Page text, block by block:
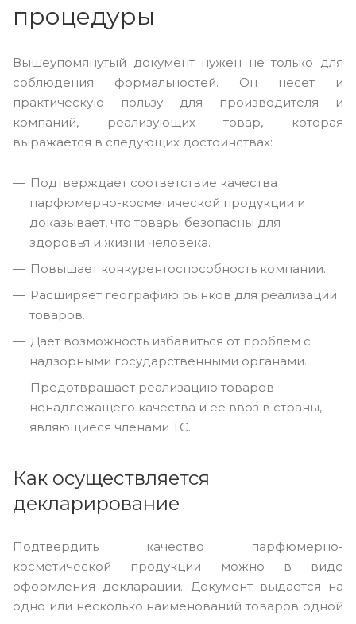
процедуры
Вышеупомянутый документ нужен не только для
соблюдения формальностей. Он несет и
практическую пользу для производителя и
компаний, реализующих товар, которая
выражается в следующих достоинствах:
Подтверждает соответствие качества
парфюмерно-косметической продукции и
доказывает, что товары безопасны для
здоровья и жизни человека.
Повышает конкурентоспособность компании.
Расширяет географию рынков для реализации
товаров.
Дает возможность избавиться от проблем с
надзорными государственными органами.
Предотвращает реализацию товаров
ненадлежащего качества и ее ввоз в страны,
являющиеся членами ТС.
Как осуществляется
декларирование
Подтвердить качество парфюмерно-
косметической продукции можно в виде
оформления декларации. Документ выдается на
одно или несколько наименований товаров одной